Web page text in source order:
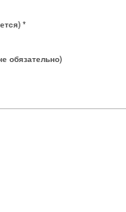
*
обязательно)